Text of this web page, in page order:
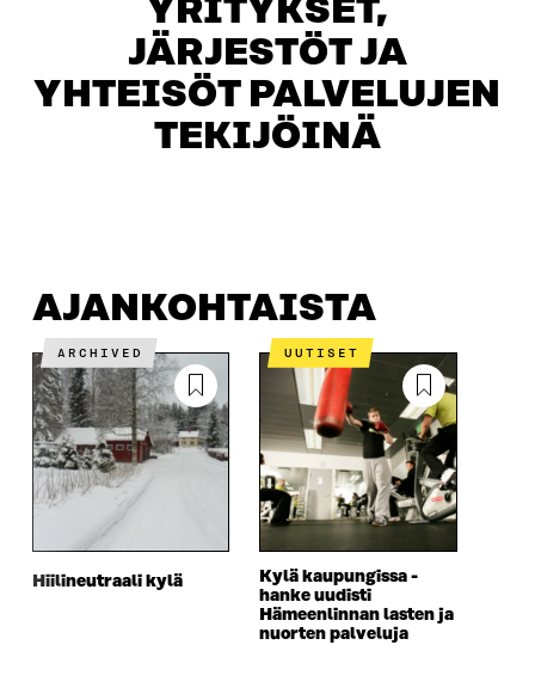
YRITYKSET,
JÄRJESTÖT JA
YHTEISÖT PALVELUJEN
TEKIJÖINÄ
AJANKOHTAISTA
ARCHIVED
Hiilineutraali kylä
UUTISET
Kylä kaupungissa -
hanke uudisti
Hämeenlinnan lasten ja
nuorten palveluja